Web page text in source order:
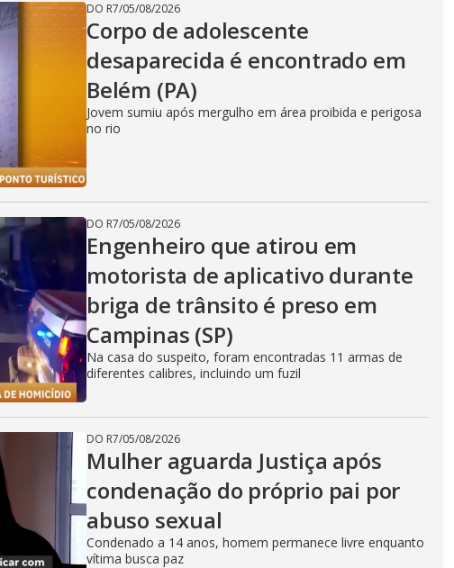
DO R7/05/08/2026
Corpo de adolescente
desaparecida é encontrado em
Belém (PA)
Jovem sumiu após mergulho em área proibida e perigosa
no rio
DO R7/05/08/2026
Engenheiro que atirou em
motorista de aplicativo durante
briga de trânsito é preso em
Campinas (SP)
Na casa do suspeito, foram encontradas 11 armas de
diferentes calibres, incluindo um fuzil
DO R7/05/08/2026
Mulher aguarda Justiça após
condenação do próprio pai por
abuso sexual
Condenado a 14 anos, homem permanece livre enquanto
vítima busca paz